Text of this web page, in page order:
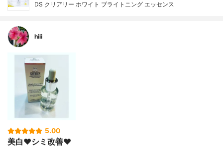
DS クリアリー ホワイト ブライトニング エッセンス
hiii
5.00
美白❤️シミ改善❤️